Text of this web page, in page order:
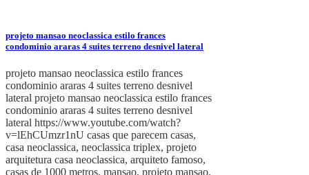
projeto mansao neoclassica estilo frances
condominio araras 4 suites terreno desnivel lateral
projeto mansao neoclassica estilo frances
condominio araras 4 suites terreno desnivel
lateral projeto mansao neoclassica estilo frances
condominio araras 4 suites terreno desnivel
lateral https://www.youtube.com/watch?
v=lEhCUmzr1nU casas que parecem casas,
casa neoclassica, neoclassica triplex, projeto
arquitetura casa neoclassica, arquiteto famoso,
casas de 1000 metros, mansao, projeto mansao,